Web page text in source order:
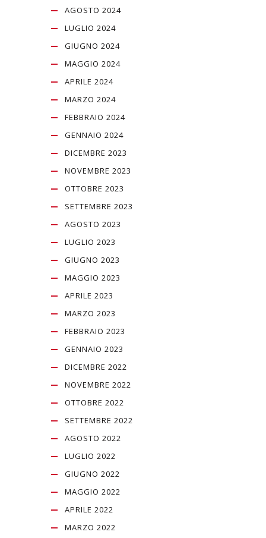
AGOSTO 2024
LUGLIO 2024
GIUGNO 2024
MAGGIO 2024
APRILE 2024
MARZO 2024
FEBBRAIO 2024
GENNAIO 2024
DICEMBRE 2023
NOVEMBRE 2023
OTTOBRE 2023
SETTEMBRE 2023
AGOSTO 2023
LUGLIO 2023
GIUGNO 2023
MAGGIO 2023
APRILE 2023
MARZO 2023
FEBBRAIO 2023
GENNAIO 2023
DICEMBRE 2022
NOVEMBRE 2022
OTTOBRE 2022
SETTEMBRE 2022
AGOSTO 2022
LUGLIO 2022
GIUGNO 2022
MAGGIO 2022
APRILE 2022
MARZO 2022